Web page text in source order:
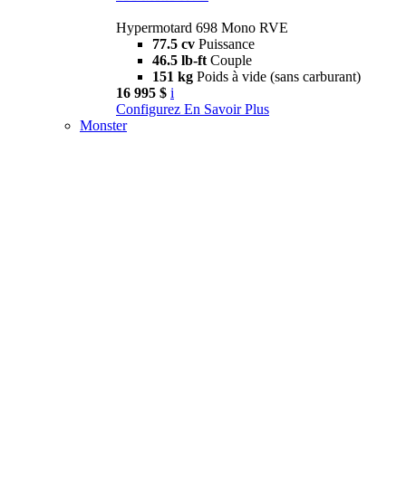
Hypermotard 698 Mono RVE
77.5 cv Puissance
46.5 lb-ft Couple
151 kg Poids à vide (sans carburant)
16 995 $ i
Configurez En Savoir Plus
Monster